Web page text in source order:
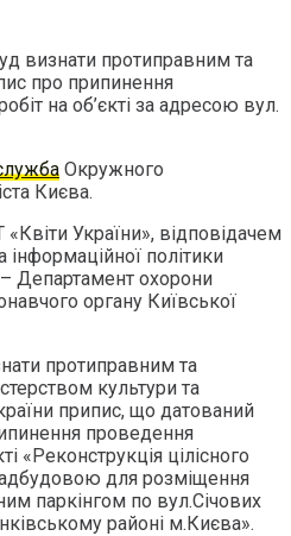
визнати протиправним та
про припинення
на об’єкті за адресою вул.
Окружного
Києва.
України», відповідачем
інформаційної політики
Департамент охорони
органу Київської
протиправним та
культури та
припис, що датований
проведення
«Реконструкція цілісного
для розміщення
паркінгом по вул.Січових
районі м.Києва».